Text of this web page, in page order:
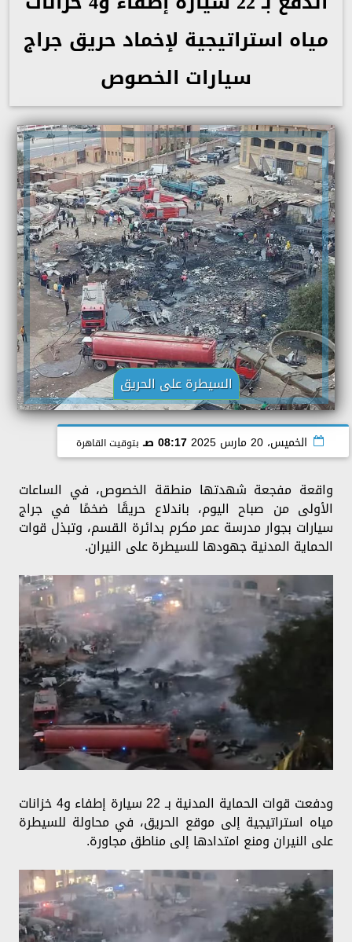
مياه استراتيجية لإخماد حريق جراج
سيارات الخصوص
السيطرة على الحريق
الخميس، 20 مارس 2025 08:17 صـ بتوقيت القاهرة
واقعة مفجعة شهدتها منطقة الخصوص، في الساعات
الأولى من صباح اليوم، باندلاع حريقًا ضخمًا في جراج
سيارات بجوار مدرسة عمر مكرم بدائرة القسم، وتبذل قوات
الحماية المدنية جهودها للسيطرة على النيران.
ودفعت قوات الحماية المدنية بـ 22 سيارة إطفاء و4 خزانات
مياه استراتيجية إلى موقع الحريق، في محاولة للسيطرة
على النيران ومنع امتدادها إلى مناطق مجاورة.